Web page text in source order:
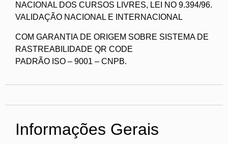
NACIONAL DOS CURSOS LIVRES, LEI NO 9.394/96.
VALIDAÇÃO NACIONAL E INTERNACIONAL
COM GARANTIA DE ORIGEM SOBRE SISTEMA DE
RASTREABILIDADE QR CODE
PADRÃO ISO – 9001 – CNPB.
Informações Gerais